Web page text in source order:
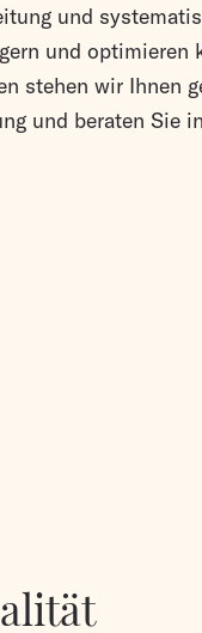
und
und optimieren
stehen wir Ihnen
und beraten Sie